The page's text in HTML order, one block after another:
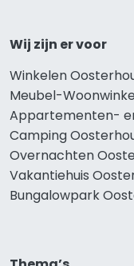
Wij zijn er voor
Winkelen
Meubel-
Appartementen-
Camping
Overnachten
Vakantiehuis
Bungalowpark